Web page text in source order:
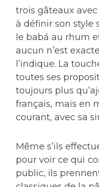
trois gâteaux
à définir son style
le babá au rhum
aucun n’est
l’indique. La
toutes ses
toujours plus
français, mais en
courant, avec sa
Même s’ils
pour voir ce qui
public, ils